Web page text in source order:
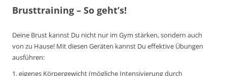
Brusttraining – So geht’s!
Deine Brust kannst Du nicht nur im Gym stärken, sondern auch
von zu Hause! Mit diesen Geräten kannst Du effektive Übungen
ausführen:
1. eigenes Körpergewicht (mögliche Intensivierung durch